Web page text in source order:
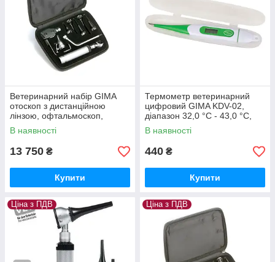
Ветеринарний набір GIMA
отоскоп з дистанційною
лінзою, офтальмоскоп,
риноскопи , Італія
В наявності
13 750 ₴
Купити
Термометр ветеринарний
цифровий GIMA KDV-02,
діапазон 32,0 °С - 43,0 °С,
Італія
В наявності
440 ₴
Купити
Ціна з ПДВ Ціна з ПДВ